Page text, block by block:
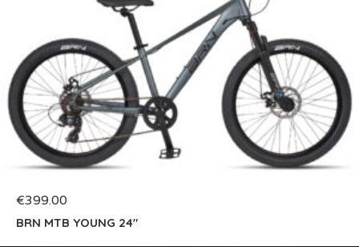
€399.00
BRN MTB YOUNG 24″